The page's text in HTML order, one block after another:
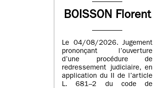
BOISSON Florent
Le 04/08/2026. Jugement
prononçant l’ouverture
d’une procédure de
redressement judiciaire, en
application du II de l’article
L. 681–2 du code de